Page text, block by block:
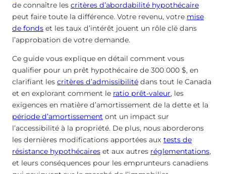
de connaître les critères d’abordabilité hypothécaire
peut faire toute la différence. Votre revenu, votre mise
de fonds et les taux d’intérêt jouent un rôle clé dans
l’approbation de votre demande.
Ce guide vous explique en détail comment vous
qualifier pour un prêt hypothécaire de 300 000 $, en
clarifiant les critères d’admissibilité dans tout le Canada
et en explorant comment le ratio prêt-valeur, les
exigences en matière d’amortissement de la dette et la
période d’amortissement ont un impact sur
l’accessibilité à la propriété. De plus, nous aborderons
les dernières modifications apportées aux tests de
résistance hypothécaires et aux autres réglementations,
et leurs conséquences pour les emprunteurs canadiens